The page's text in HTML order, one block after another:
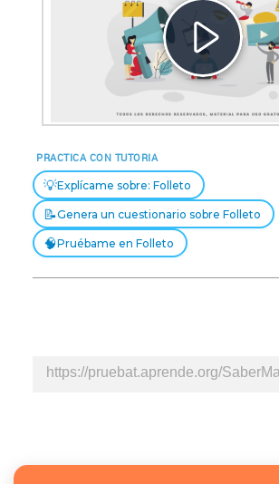
PRACTICA CON TUTORIA
💡Explícame sobre: Folleto
📝Genera un cuestionario sobre Folleto
🧠Pruébame en Folleto